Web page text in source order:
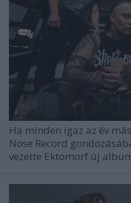
Ha minden igaz az év
Nose Record
vezette Ektomorf új